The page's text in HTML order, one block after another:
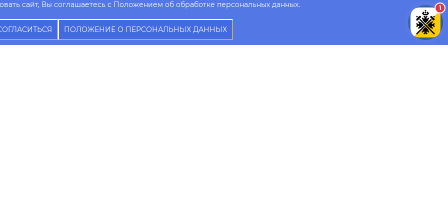
сайт, Вы соглашаетесь с Положением об обработке персональных данных.
ПОЛОЖЕНИЕ О ПЕРСОНАЛЬНЫХ ДАННЫХ
1